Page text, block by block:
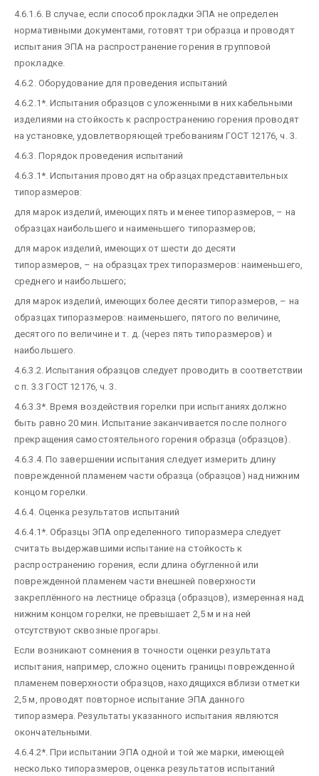
4.6.1.6. В случае, если способ прокладки ЭПА не определен
нормативными документами, готовят три образца и проводят
испытания ЭПА на распространение горения в групповой
прокладке.
4.6.2. Оборудование для проведения испытаний
4.6.2.1*. Испытания образцов с уложенными в них кабельными
изделиями на стойкость к распространению горения проводят
на установке, удовлетворяющей требованиям ГОСТ 12176, ч. 3.
4.6.3. Порядок проведения испытаний
4.6.3.1*. Испытания проводят на образцах представительных
типоразмеров:
для марок изделий, имеющих пять и менее типоразмеров, – на
образцах наибольшего и наименьшего типоразмеров;
для марок изделий, имеющих от шести до десяти
типоразмеров, – на образцах трех типоразмеров: наименьшего,
среднего и наибольшего;
для марок изделий, имеющих более десяти типоразмеров, – на
образцах типоразмеров: наименьшего, пятого по величине,
десятого по величине и т. д. (через пять типоразмеров) и
наибольшего.
4.6.3.2. Испытания образцов следует проводить в соответствии
с п. 3.3 ГОСТ 12176, ч. 3.
4.6.3.3*. Время воздействия горелки при испытаниях должно
быть равно 20 мин. Испытание заканчивается после полного
прекращения самостоятельного горения образца (образцов).
4.6.3.4. По завершении испытания следует измерить длину
поврежденной пламенем части образца (образцов) над нижним
концом горелки.
4.6.4. Оценка результатов испытаний
4.6.4.1*. Образцы ЭПА определенного типоразмера следует
считать выдержавшими испытание на стойкость к
распространению горения, если длина обугленной или
поврежденной пламенем части внешней поверхности
закреплённого на лестнице образца (образцов), измеренная над
нижним концом горелки, не превышает 2,5 м и на ней
отсутствуют сквозные прогары.
Если возникают сомнения в точности оценки результата
испытания, например, сложно оценить границы поврежденной
пламенем поверхности образцов, находящихся вблизи отметки
2,5 м, проводят повторное испытание ЭПА данного
типоразмера. Результаты указанного испытания являются
окончательными.
4.6.4.2*. При испытании ЭПА одной и той же марки, имеющей
несколько типоразмеров, оценка результатов испытаний